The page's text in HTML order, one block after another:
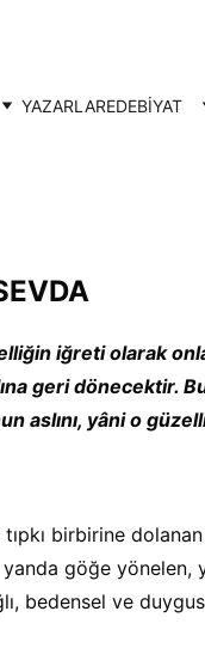
YAZARLAREDEBİYAT
iğreti olarak
geri dönecektir.
aslını, yâni o
birbirine dolanan
yanda göğe
bedensel ve